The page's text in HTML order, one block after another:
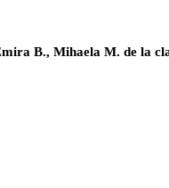
B., Mihaela M. de la